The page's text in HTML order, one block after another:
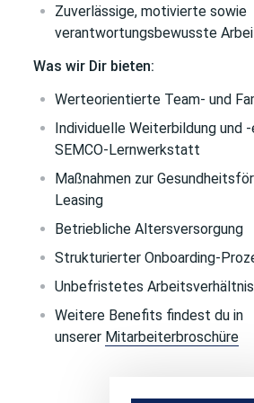
Zuverlässige, motivierte sowie
verantwortungsbewusste
Was wir Dir bieten:
Werteorientierte Team- und
Individuelle Weiterbildung und
SEMCO-Lernwerkstatt
Maßnahmen zur
Leasing
Betriebliche Altersversorgung
Strukturierter Onboarding-
Unbefristetes Arbeitsverhältnis
Weitere Benefits findest du in
unserer Mitarbeiterbroschüre